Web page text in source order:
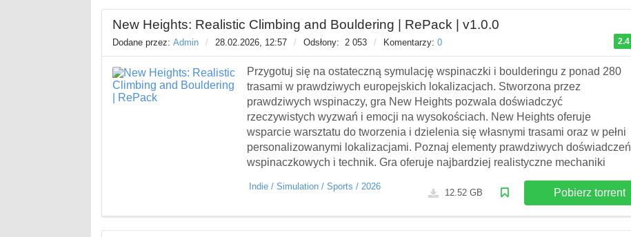
New Heights: Realistic Climbing and Bouldering | RePack | v1.0.0
2.4
Dodane przez: Admin / 28.02.2026, 12:57 / Odsłony: 2 053 / Komentarzy: 0
Przygotuj się na ostateczną symulację wspinaczki i boulderingu z ponad 280
trasami w prawdziwych europejskich lokalizacjach. Stworzona przez
prawdziwych wspinaczy, gra New Heights pozwala doświadczyć
rzeczywistych wyzwań i emocji na wysokościach. New Heights oferuje
wsparcie warsztatu do tworzenia i dzielenia się własnymi trasami oraz w pełni
personalizowanymi lokalizacjami. Poznaj elementy prawdziwych doświadczeń
wspinaczkowych i technik. Gra oferuje najbardziej realistyczne mechaniki
Pobierz torrent
12.52 GB
Indie / Simulation / Sports / 2026